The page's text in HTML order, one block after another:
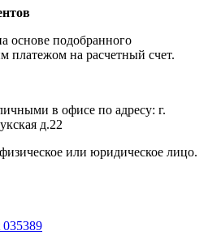
основе подобранного
платежом на расчетный счет.
в офисе по адресу: г.
д.22
или юридическое лицо.